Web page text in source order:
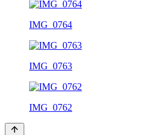
IMG_0764
IMG_0763
IMG_0762